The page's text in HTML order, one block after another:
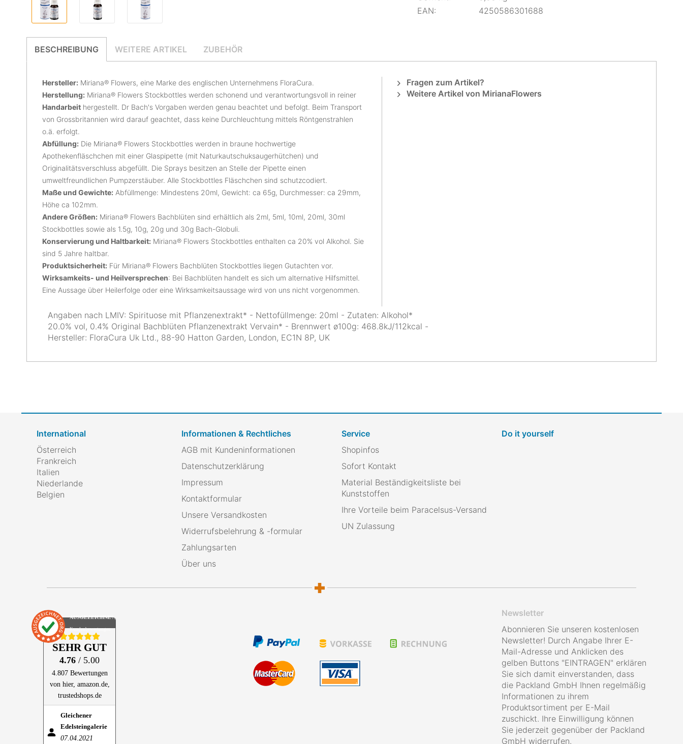
EAN:
4250586301688
BESCHREIBUNG WEITERE ARTIKEL ZUBEHÖR
Hersteller: Miriana® Flowers, eine Marke des englischen Unternehmens FloraCura.
Herstellung: Miriana® Flowers Stockbottles werden schonend und verantwortungsvoll in reiner
Handarbeit hergestellt. Dr Bach's Vorgaben werden genau beachtet und befolgt. Beim Transport
von Grossbritannien wird darauf geachtet, dass keine Durchleuchtung mittels Röntgenstrahlen
o.ä. erfolgt.
Abfüllung: Die Miriana® Flowers Stockbottles werden in braune hochwertige
Apothekenfläschchen mit einer Glaspipette (mit Naturkautschuksaugerhütchen) und
Originalitätsverschluss abgefüllt. Die Sprays besitzen an Stelle der Pipette einen
umweltfreundlichen Pumpzerstäuber. Alle Stockbottles Fläschchen sind schutzcodiert.
Maße und Gewichte: Abfüllmenge: Mindestens 20ml, Gewicht: ca 65g, Durchmesser: ca 29mm,
Höhe ca 102mm.
Andere Größen: Miriana® Flowers Bachblüten sind erhältlich als 2ml, 5ml, 10ml, 20ml, 30ml
Stockbottles sowie als 1.5g, 10g, 20g und 30g Bach-Globuli.
Konservierung und Haltbarkeit: Miriana® Flowers Stockbottles enthalten ca 20% vol Alkohol. Sie
sind 5 Jahre haltbar.
Produktsicherheit: Für Miriana® Flowers Bachblüten Stockbottles liegen Gutachten vor.
Wirksamkeits- und Heilversprechen: Bei Bachblüten handelt es sich um alternative Hilfsmittel.
Eine Aussage über Heilerfolge oder eine Wirksamkeitsaussage wird von uns nicht vorgenommen.
Angaben nach LMIV: Spirituose mit Pflanzenextrakt* - Nettofüllmenge: 20ml - Zutaten: Alkohol*
20.0% vol, 0.4% Original Bachblüten Pflanzenextrakt Vervain* - Brennwert ø100g: 468.8kJ/112kcal -
Hersteller: FloraCura Uk Ltd., 88-90 Hatton Garden, London, EC1N 8P, UK
Fragen zum Artikel?
Weitere Artikel von MirianaFlowers
International
Österreich
Frankreich
Italien
Niederlande
Belgien
Informationen & Rechtliches
AGB mit Kundeninformationen
Datenschutzerklärung
Impressum
Kontaktformular
Unsere Versandkosten
Widerrufsbelehrung & -formular
Zahlungsarten
Über uns
Service
Shopinfos
Sofort Kontakt
Material Beständigkeitsliste bei
Kunststoffen
Ihre Vorteile beim Paracelsus-Versand
UN Zulassung
Do it yourself
AUSGEZEICHNET.org
Kundenbewertungen
SEHR GUT
4.76 / 5.00
4.807 Bewertungen
von hier, amazon.de,
trustedshops.de
Gleichener
Edelsteingalerie
07.04.2021
Newsletter
Abonnieren Sie unseren kostenlosen
Newsletter! Durch Angabe Ihrer E-
Mail-Adresse und Anklicken des
gelben Buttons "EINTRAGEN" erklären
Sie sich damit einverstanden, dass
die Packland GmbH Ihnen regelmäßig
Informationen zu ihrem
Produktsortiment per E-Mail
zuschickt. Ihre Einwilligung können
Sie jederzeit gegenüber der Packland
GmbH widerrufen.